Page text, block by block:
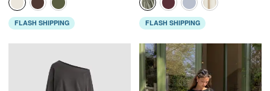
FLASH SHIPPING FLASH SHIPPING